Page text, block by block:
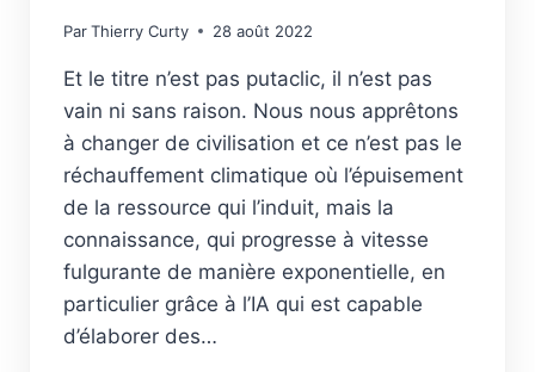
ParThierry Curty 28 août 2022
Et le titre n’est pas putaclic, il n’est pas
vain ni sans raison. Nous nous apprêtons
à changer de civilisation et ce n’est pas le
réchauffement climatique où l’épuisement
de la ressource qui l’induit, mais la
connaissance, qui progresse à vitesse
fulgurante de manière exponentielle, en
particulier grâce à l’IA qui est capable
d’élaborer des…